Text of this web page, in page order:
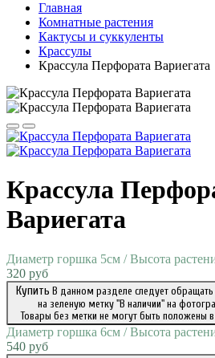
Главная
Комнатные растения
Кактусы и суккуленты
Крассулы
Крассула Перфората Вариегата
Крассула
Вариегата
Диаметр горшка 5см / Высота
320 руб
Купить В данном разделе следует обращать
на зеленую метку "В наличии" на
Товары без метки не могут быть положены
Диаметр горшка 6см / Высота
540 руб